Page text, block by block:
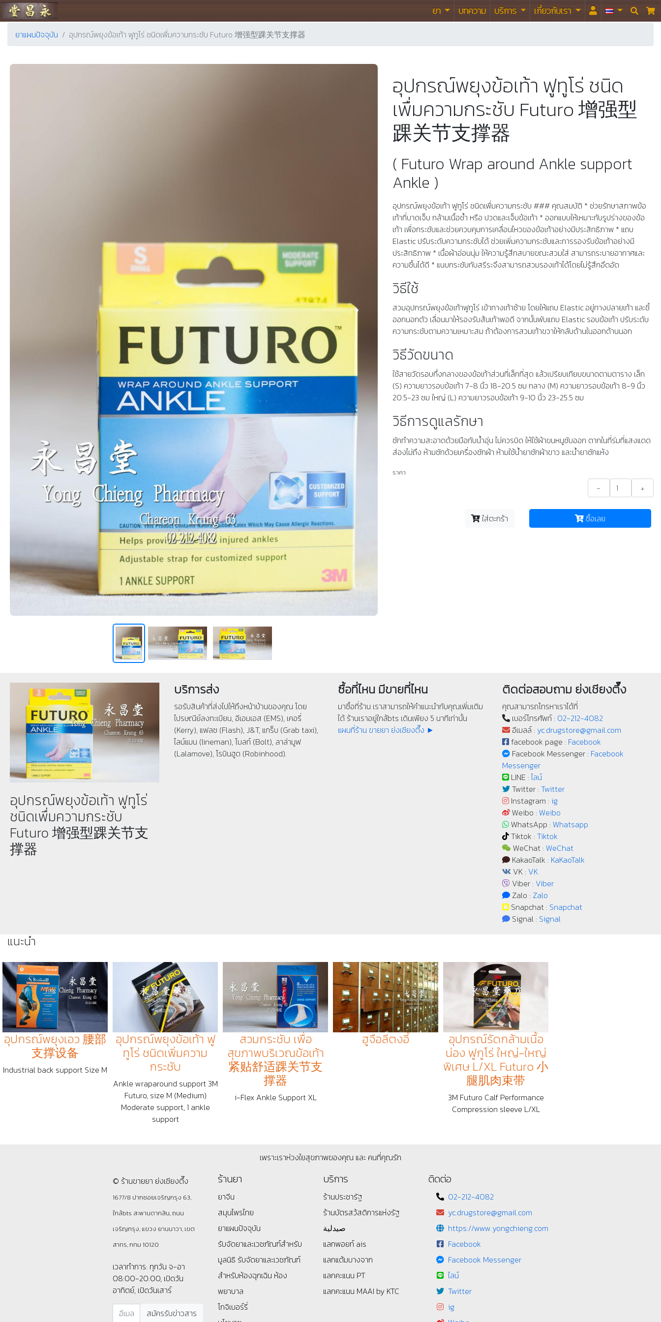
ร้านขายยา ย่งเชียงตึ๊ง ยา บทความ บริการ เกี่ยวกับเรา  
ยาแผนปัจจุบัน อุปกรณ์พยุงข้อเท้า ฟูทูโร่ ชนิดเพื่มความกระชับ Futuro 增强型踝关节支撑器
อุปกรณ์พยุงข้อเท้า ฟูทูโร่ ชนิด
เพื่มความกระชับ Futuro 增强型
踝关节支撑器
( Futuro Wrap around Ankle support
Ankle )
อุปกรณ์พยุงข้อเท้า ฟูทูโร่ ชนิดเพื่มความกระชับ ### คุณสมบัติ * ช่วยรักษาสภาพข้อ
เท้าที่บาดเจ็บ กล้ามเนื้อช้ำ หรือ ปวดและเจ็บข้อเท้า * ออกแบบให้เหมาะกับรูปร่างของข้อ
เท้า เพื่อกระชับและช่วยควบคุมการเคลื่อนไหวของข้อเท้าอย่างมีประสิทธิภาพ * แถบ
Elastic ปรับระดับความกระชับได้ ช่วยเพิ่มความกระชับและการรองรับข้อเท้าอย่างมี
ประสิทธิภาพ * เนื้อผ้าอ่อนนุ่ม ให้ความรู้สึกสบายขณะสวมใส่ สามารถระบายอากาศและ
ความชื้นได้ดี * แนบกระชับกับสรีระจึงสามารถสวมรองเท้าได้โดยไม่รู้สึกอึดอัด
วิธีใช้
สวมอุปกรณ์พยุงข้อเท้าฟูทูโร่ เข้าทางเท้าซ้าย โดยให้แถบ Elastic อยู่ทางปลายเท้า และชี้
ออกนอกตัว เลื่อนมาให้รองรับส้นเท้าพอดี จากนั้นพับแถบ Elastic รอบข้อเท้า ปรับระดับ
ความกระชับตามความเหมาะสม ถ้าต้องการสวมเท้าขวาให้กลับด้านในออกด้านนอก
วิธีวัดขนาด
ใช้สายวัดรอบกึ่งกลางของข้อเท้าส่วนที่เล็กที่สุด แล้วเปรียบเทียบขนาดตามตาราง เล็ก
(S) ความยาวรอบข้อเท้า 7-8 นิ้ว 18-20.5 ซม กลาง (M) ความยาวรอบข้อเท้า 8-9 นิ้ว
20.5-23 ซม ใหญ่ (L) ความยาวรอบข้อเท้า 9-10 นิ้ว 23-25.5 ซม
วิธีการดูแลรักษา
ซักทำความสะอาดด้วยมือกับน้ำอุ่น ไม่ควรบิด ให้ใช้ผ้าขนหนูซับออก ตากในที่ร่มที่แสงแดด
ส่องไม่ถึง ห้ามซักด้วยเครื่องซักผ้า ห้ามใช้น้ำยาซักผ้าขาว และน้ำยาซักแห้ง
ราคา
- +
ใส่ตะกร้า ซื้อเลย
อุปกรณ์พยุงข้อเท้า ฟูทูโร่
ชนิดเพื่มความกระชับ
Futuro 增强型踝关节支
撑器
บริการส่ง
รอรับสินค้าที่ส่งไปให้ถึงหน้าบ้านของคุณ โดย
ไปรษณีย์ลงทะเบียน, อีเอมเอส (EMS), เคอรี่
(Kerry), แฟลช (Flash), J&T, แกร็บ (Grab taxi),
ไลน์แมน (lineman), โบลท์ (Bolt), ลาล่ามูฟ
(Lalamove), โรบินฮูด (Robinhood).
ซื้อที่ไหน มีขายที่ไหน
มาซื้อที่ร้าน เราสามารถให้คำแนะนำกับคุณเพิ่มเติม
ได้ ร้านเราอยู่ใกล้bts เดินเพียง 5 นาทีเท่านั้น
แผนที่ร้าน ขายยา ย่งเชียงตึ๊ง ►
ติดต่อสอบถาม ย่งเชียงตึ๊ง
คุณสามารถโทรหาเราได้ที่
เบอร์โทรศัพท์ : 02-212-4082
อีเมลล์ : yc.drugstore@gmail.com
facebook page : Facebook
Facebook Messenger : Facebook
Messenger
LINE :ไลน์
Twitter : Twitter
Instagram : ig
Weibo : Weibo
WhatsApp : Whatsapp
Tiktok : Tiktok
WeChat : WeChat
KakaoTalk : KaKaoTalk
VK : VK
Viber : Viber
Zalo : Zalo
Snapchat : Snapchat
Signal : Signal
แนะนำ
อุปกรณ์พยุงเอว 腰部
支撑设备
Industrial back support Size M
อุปกรณ์พยุงข้อเท้า ฟู
ทูโร่ ชนิดเพิ่มความ
กระชับ
Ankle wraparound support 3M
Futuro, size M (Medium)
Moderate support, 1 ankle
support
สวมกระชับ เพื่อ
สุขภาพบริเวณข้อเท้า
紧贴舒适踝关节支
撑器
i-Flex Ankle Support XL
ฮูจือลีตงอี้
อุปกรณ์รัดกล้ามเนื้อ
น่อง ฟูกูโร่ ใหญ่-ใหญ่
พิเศษ L/XL Futuro 小
腿肌肉束带
3M Futuro Calf Performance
Compression sleeve L/XL
เพราะเราห่วงใยสุขภาพของคุณ และ คนที่คุณรัก
© ร้านขายยา ย่งเชียงตึ๊ง
1677/8 ปากซอยเจริญกรุง 63,
ใกล้bts สะพานตากสิน, ถนน
เจริญกรุง, แขวง ยานนาวา, เขต
สาทร, กทม 10120
เวลาทำการ: ทุกวัน จ-อา
08:00-20:00, เปิดวัน
อาทิตย์, เปิดวันเสาร์
ร้านยา
ยาจีน
สมุนไพรไทย
ยาแผนปัจจุบัน
รับจัดยาและเวชภัณฑ์สำหรับ
มูลนิธิ รับจัดยาและเวชภัณฑ์
สำหรับห้องฉุกเฉิน ห้อง
พยาบาล
โกจิเบอร์รี่
บริการ
ร้านประชารัฐ
ร้านบัตรสว้สดิการแห่งรัฐ
صيدلية
แลกพอยท์ ais
แลกแต้มบางจาก
แลกคะแนน PT
แลกคะแนน MAAI by KTC
ติดต่อ
02-212-4082
yc.drugstore@gmail.com
https://www.yongchieng.com
Facebook
Facebook Messenger
ไลน์
Twitter
ig